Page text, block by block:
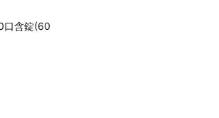
口含錠(60